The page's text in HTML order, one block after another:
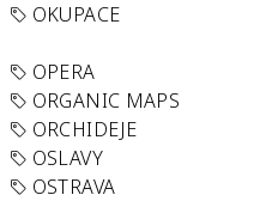
OKUPACE
OPERA
ORGANIC MAPS
ORCHIDEJE
OSLAVY
OSTRAVA